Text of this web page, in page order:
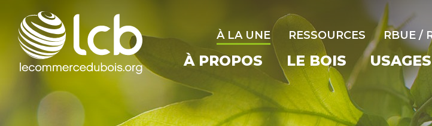
À LA UNE RESSOURCES RBUE /
À PROPOS LE BOIS USAGES